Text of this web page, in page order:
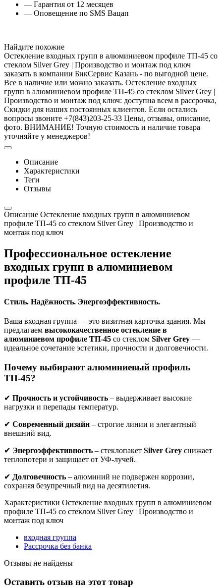
— Гарантия от 12 месяцев
— Оповещение по SMS Вацап
Найдите похожие
Остекление входных групп в алюминиевом профиле ТП-45 со
стеклом Silver Grey | Производство и монтаж под ключ
заказать в компании БикСервис Казань - по выгодной цене.
Все в наличие или можно заказать. Остекление входных
групп в алюминиевом профиле ТП-45 со стеклом Silver Grey |
Производство и монтаж под ключ: доступна всем в рассрочка,
Скидки для наших постоянных клиентов. Если остались
вопросы звоните +7(843)203-25-33 Цены, отзывы, описание,
фото. ВНИМАНИЕ! Точную стоимость и наличие товара
уточняйте у менеджеров!
Описание
Характеристики
Теги
Отзывы
Описание Остекление входных групп в алюминиевом
профиле ТП-45 со стеклом Silver Grey | Производство и
монтаж под ключ
Профессиональное остекление
входных групп в алюминиевом
профиле ТП-45
Стиль. Надёжность. Энергоэффективность.
Ваша входная группа — это визитная карточка здания. Мы
предлагаем высококачественное остекление в
алюминиевом профиле ТП-45 со стеклом Silver Grey —
идеальное сочетание эстетики, прочности и долговечности.
Почему выбирают алюминиевый профиль
ТП-45?
✔ Прочность и устойчивость – выдерживает высокие
нагрузки и перепады температур.
✔ Современный дизайн – строгие линии и элегантный
внешний вид.
✔ Энергоэффективность – стеклопакет Silver Grey снижает
теплопотери и защищает от УФ-лучей.
✔ Долговечность – алюминий не подвержен коррозии,
сохраняя безупречный вид на десятилетия.
Характеристики Остекление входных групп в алюминиевом
профиле ТП-45 со стеклом Silver Grey | Производство и
монтаж под ключ
входная группа
Рассрочка без банка
Отзывы не найдены
Оставить отзыв на этот товар